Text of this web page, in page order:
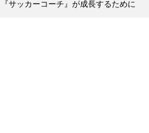
サッカーコーチ』が成長するために